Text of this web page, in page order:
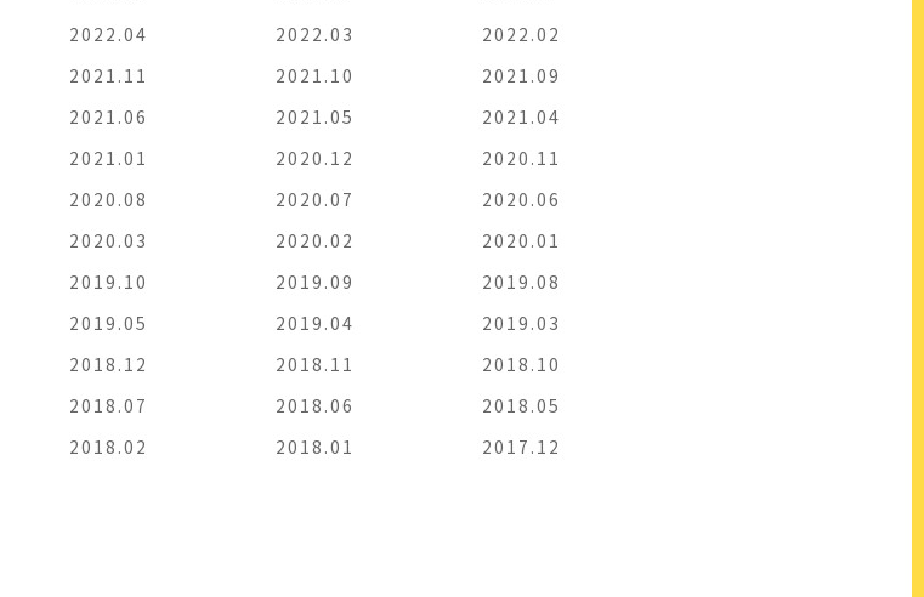
2022.04 2022.03
2022.02
2021.11 2021.10
2021.09
2021.06 2021.05
2021.04
2021.01 2020.12
2020.11
2020.08 2020.07
2020.06
2020.03 2020.02
2020.01
2019.10 2019.09
2019.08
2019.05 2019.04
2019.03
2018.12 2018.11
2018.10
2018.07 2018.06
2018.05
2018.02 2018.01
2017.12